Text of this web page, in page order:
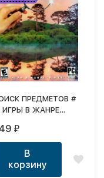
ПРЕДМЕТОВ #
ИГРЫ В ЖАНРЕ
ОТ ALAWAR
₽
В
корзину